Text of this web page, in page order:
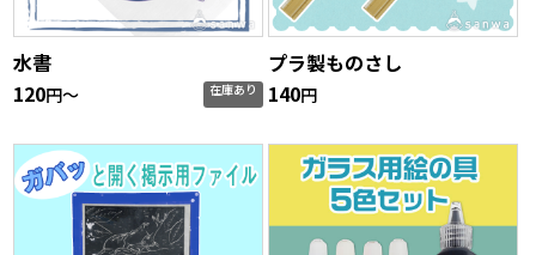
水書
120円〜 在庫あり
プラ製ものさし
140円